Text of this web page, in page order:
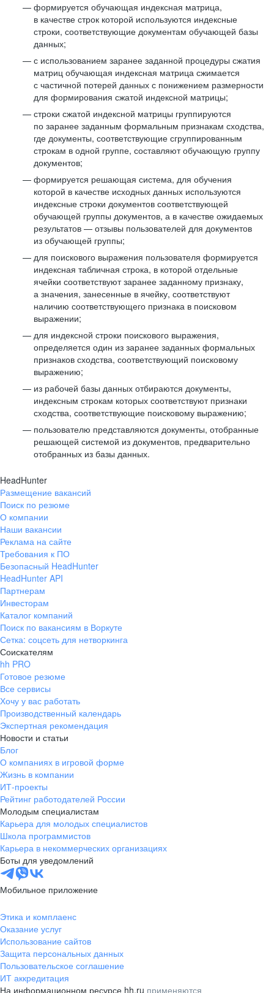
формируется обучающая индексная матрица,
в качестве строк которой используются индексные
строки, соответствующие документам обучающей базы
данных;
с использованием заранее заданной процедуры сжатия
матриц обучающая индексная матрица сжимается
с частичной потерей данных с понижением размерности
для формирования сжатой индексной матрицы;
строки сжатой индексной матрицы группируются
по заранее заданным формальным признакам сходства,
где документы, соответствующие сгруппированным
строкам в одной группе, составляют обучающую группу
документов;
формируется решающая система, для обучения
которой в качестве исходных данных используются
индексные строки документов соответствующей
обучающей группы документов, а в качестве ожидаемых
результатов — отзывы пользователей для документов
из обучающей группы;
для поискового выражения пользователя формируется
индексная табличная строка, в которой отдельные
ячейки соответствуют заранее заданному признаку,
а значения, занесенные в ячейку, соответствуют
наличию соответствующего признака в поисковом
выражении;
для индексной строки поискового выражения,
определяется один из заранее заданных формальных
признаков сходства, соответствующий поисковому
выражению;
из рабочей базы данных отбираются документы,
индексным строкам которых соответствуют признаки
сходства, соответствующие поисковому выражению;
пользователю представляются документы, отобранные
решающей системой из документов, предварительно
отобранных из базы данных.
HeadHunter
Размещение вакансий
Поиск по резюме
О компании
Наши вакансии
Реклама на сайте
Требования к ПО
Безопасный HeadHunter
HeadHunter API
Партнерам
Инвесторам
Каталог компаний
Поиск по вакансиям в Воркуте
Сетка: соцсеть для нетворкинга
Соискателям
hh PRO
Готовое резюме
Все сервисы
Хочу у вас работать
Производственный календарь
Экспертная рекомендация
Новости и статьи
Блог
О компаниях в игровой форме
Жизнь в компании
ИТ-проекты
Рейтинг работодателей России
Молодым специалистам
Карьера для молодых специалистов
Школа программистов
Карьера в некоммерческих организациях
Боты для уведомлений
Мобильное приложение
Этика и комплаенс
Оказание услуг
Использование сайтов
Защита персональных данных
Пользовательское соглашение
ИТ аккредитация
На информационном ресурсе hh.ru применяются